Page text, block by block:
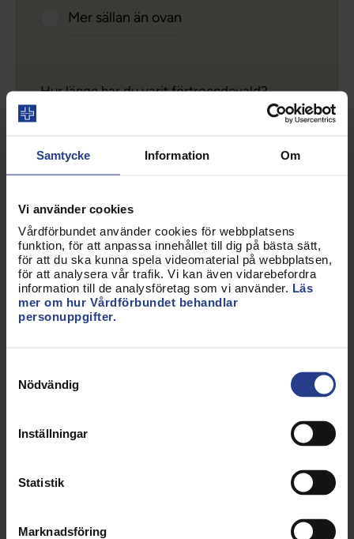
Samtycke Information Om
Vi använder cookies
Vårdförbundet använder cookies för webbplatsens
funktion, för att anpassa innehållet till dig på bästa sätt,
för att du ska kunna spela videomaterial på webbplatsen,
för att analysera vår trafik. Vi kan även vidarebefordra
information till de analysföretag som vi använder. Läs
mer om hur Vårdförbundet behandlar
personuppgifter.
Nödvändig
Inställningar
Statistik
Marknadsföring
Mer sällan än ovan
Hur länge har du varit förtroendevald?
1-3 år
4-6 år
Längre än 6 år
Dina uppgifter behandlas enligt gällande
Vårdförbundet hanterar personuppgifter här